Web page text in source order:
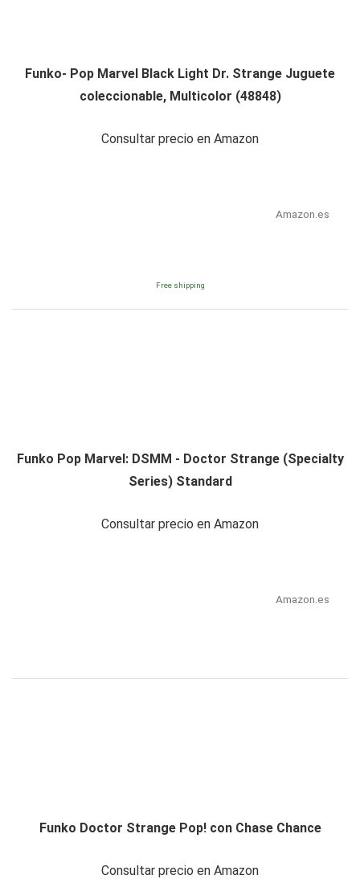
Funko- Pop Marvel Black Light Dr. Strange Juguete
coleccionable, Multicolor (48848)
Consultar precio en Amazon
Amazon.es
Free shipping
Funko Pop Marvel: DSMM - Doctor Strange (Specialty
Series) Standard
Consultar precio en Amazon
Amazon.es
Funko Doctor Strange Pop! con Chase Chance
Consultar precio en Amazon